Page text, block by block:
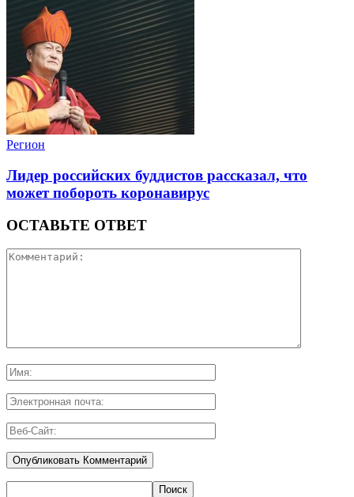
Регион
Лидер российских буддистов рассказал, что
может побороть коронавирус
ОСТАВЬТЕ ОТВЕТ